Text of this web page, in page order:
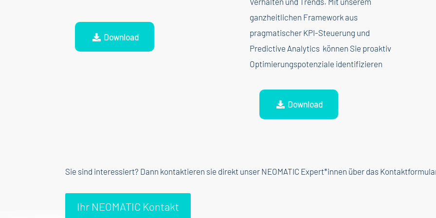
Download
ganzheitlichen Framework aus
pragmatischer KPI-Steuerung und
Predictive Analytics können Sie proaktiv
Optimierungspotenziale identifizieren
Download
Sie sind interessiert? Dann kontaktieren sie direkt unser NEOMATIC Expert*innen über das
Ihr NEOMATIC Kontakt